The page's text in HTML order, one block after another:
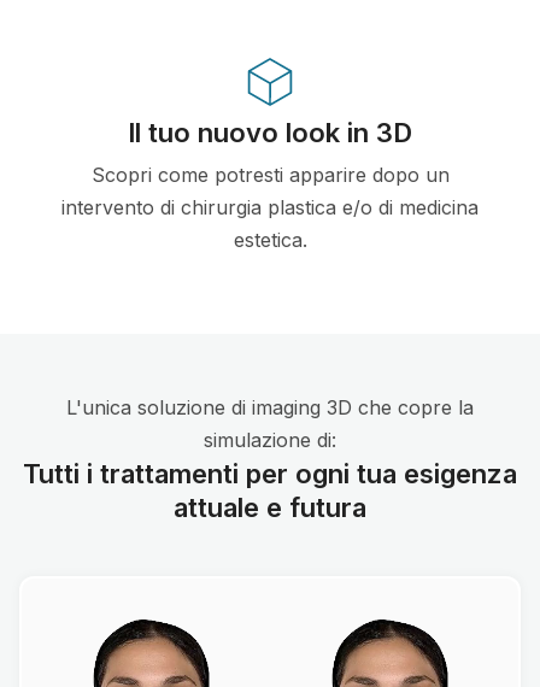
Il tuo nuovo look in 3D
Scopri come potresti apparire dopo un
intervento di chirurgia plastica e/o di medicina
estetica.
L'unica soluzione di imaging 3D che copre la
simulazione di:
Tutti i trattamenti per ogni tua esigenza
attuale e futura